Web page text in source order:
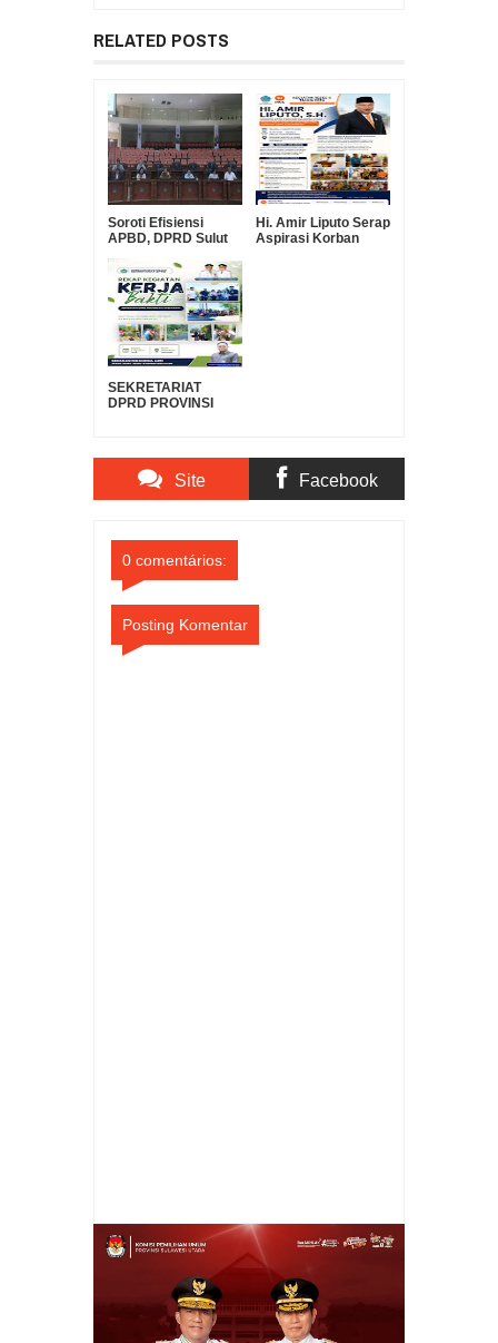
RELATED POSTS
Soroti Efisiensi
APBD, DPRD Sulut
Suntikan Modal Rp30
Miliar ke Bank
SulutGo
Hi. Amir Liputo Serap
Aspirasi Korban
SEKRETARIAT
DPRD PROVINSI
WUJUDKAN
LINGKUNGAN
BERSIH DAN
Site Facebook
0 comentários:
Posting Komentar